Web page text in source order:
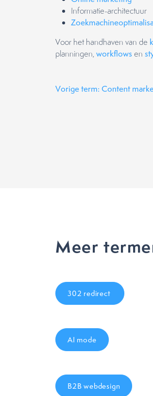
Informatie-architectuur
Voor het handhaven van de
planningen,workflows en
Vorige term: Content
Meer
302 redirect
AI mode
B2B webdesign